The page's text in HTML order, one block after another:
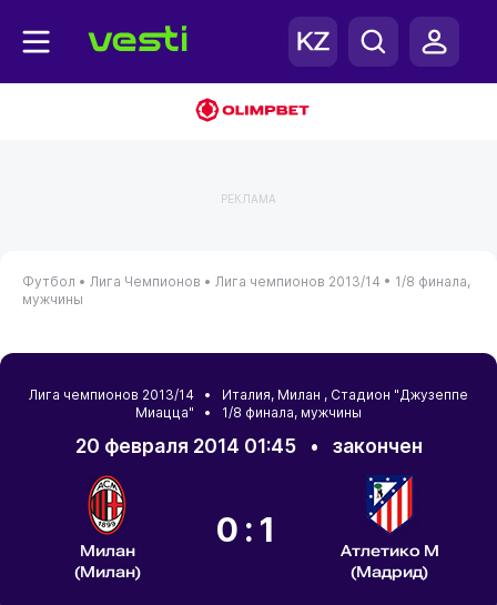
РЕКЛАМА
Футбол • Лига Чемпионов • Лига чемпионов 2013/14 • 1/8 финала,
мужчины
Лига чемпионов 2013/14 • Италия, Милан , Стадион "Джузеппе
Миацца" • 1/8 финала, мужчины
20 февраля 2014 01:45• закончен
Милан
(Милан)
0:1
Атлетико М
(Мадрид)